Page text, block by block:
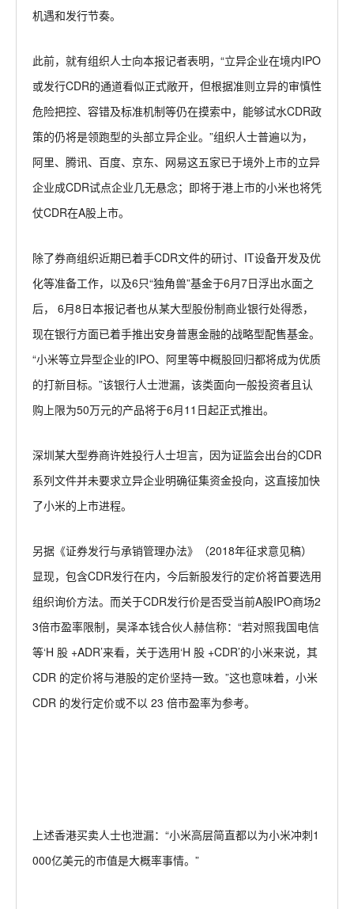
机遇和发行节奏。
此前，就有组织人士向本报记者表明，“立异企业在境内IPO
或发行CDR的通道看似正式敞开，但根据准则立异的审慎性
危险把控、容错及标准机制等仍在摸索中，能够试水CDR政
策的仍将是领跑型的头部立异企业。”组织人士普遍以为，
阿里、腾讯、百度、京东、网易这五家已于境外上市的立异
企业成CDR试点企业几无悬念；即将于港上市的小米也将凭
仗CDR在A股上市。
除了券商组织近期已着手CDR文件的研讨、IT设备开发及优
化等准备工作，以及6只“独角兽”基金于6月7日浮出水面之
后， 6月8日本报记者也从某大型股份制商业银行处得悉，
现在银行方面已着手推出安身普惠金融的战略型配售基金。
“小米等立异型企业的IPO、阿里等中概股回归都将成为优质
的打新目标。”该银行人士泄漏，该类面向一般投资者且认
购上限为50万元的产品将于6月11日起正式推出。
深圳某大型券商许姓投行人士坦言，因为证监会出台的CDR
系列文件并未要求立异企业明确征集资金投向，这直接加快
了小米的上市进程。
另据《证券发行与承销管理办法》（2018年征求意见稿）
显现，包含CDR发行在内，今后新股发行的定价将首要选用
组织询价方法。而关于CDR发行价是否受当前A股IPO商场2
3倍市盈率限制，昊泽本钱合伙人赫信称：“若对照我国电信
等‘H 股 +ADR’来看，关于选用‘H 股 +CDR’的小米来说，其
CDR 的定价将与港股的定价坚持一致。”这也意味着，小米
CDR 的发行定价或不以 23 倍市盈率为参考。
上述香港买卖人士也泄漏：“小米高层简直都以为小米冲刺1
000亿美元的市值是大概率事情。”